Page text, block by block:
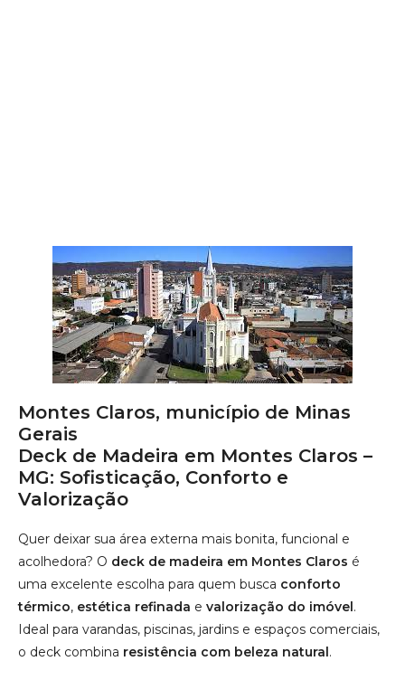
Montes Claros, município de Minas
Gerais
Deck de Madeira em Montes Claros –
MG: Sofisticação, Conforto e
Valorização
Quer deixar sua área externa mais bonita, funcional e
acolhedora? O deck de madeira em Montes Claros é
uma excelente escolha para quem busca conforto
térmico, estética refinada e valorização do imóvel.
Ideal para varandas, piscinas, jardins e espaços comerciais,
o deck combina resistência com beleza natural.